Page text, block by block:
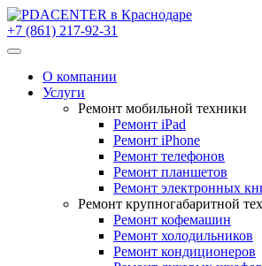
+7 (861) 217-92-31
О компании
Услуги
Ремонт мобильной техники
Ремонт iPad
Ремонт iPhone
Ремонт телефонов
Ремонт планшетов
Ремонт электронных
Ремонт крупногабаритной
Ремонт кофемашин
Ремонт холодильников
Ремонт кондиционеров